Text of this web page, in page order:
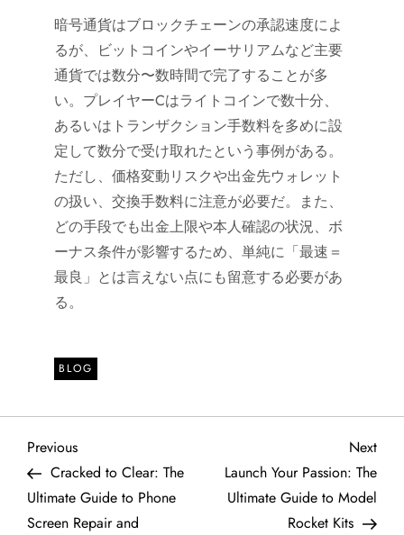
暗号通貨はブロックチェーンの承認速度によ
るが、ビットコインやイーサリアムなど主要
通貨では数分〜数時間で完了することが多
い。プレイヤーCはライトコインで数十分、
あるいはトランザクション手数料を多めに設
定して数分で受け取れたという事例がある。
ただし、価格変動リスクや出金先ウォレット
の扱い、交換手数料に注意が必要だ。また、
どの手段でも出金上限や本人確認の状況、ボ
ーナス条件が影響するため、単純に「最速＝
最良」とは言えない点にも留意する必要があ
る。
BLOG
P
o
Previous
Post
Previous
Cracked to Clear: The
Ultimate Guide to Phone
Screen Repair and
Next
Post
Next
Launch Your Passion: The
Ultimate Guide to Model
Rocket Kits